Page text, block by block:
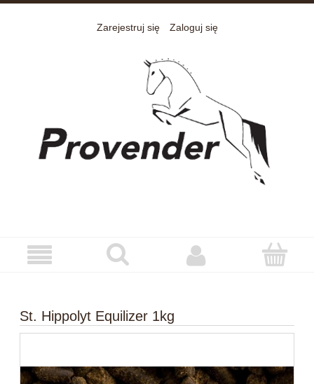
Zarejestruj się Zaloguj się
St. Hippolyt Equilizer 1kg